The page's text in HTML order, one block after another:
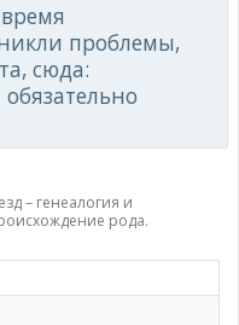
проблемы,
сюда:
– генеалогия и
рода.